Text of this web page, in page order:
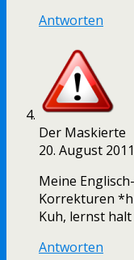
Antworten
Der Maskierte
20. August 2011
Meine
Korrekturen
Kuh, lernst halt
Antworten